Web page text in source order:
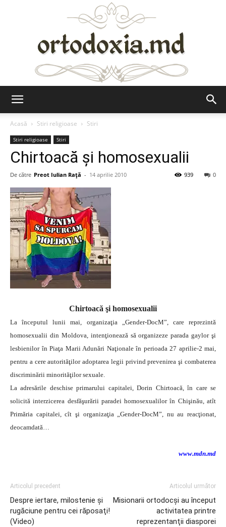
Acasă
Stiri religioase Stiri
Stiri religioase Stiri
Chirtoacă şi homosexualii
De către Preot Iulian Raţă - 14 aprilie 2010 0
939
Chirtoacă şi homosexualii
La începutul lunii mai, organizaţia „Gender-DocM”, care reprezintă
homosexualii din Moldova, intenţionează să organizeze parada gaylor şi
lesbienilor în Piaţa Marii Adunări Naţionale în perioada 27 aprilie-2 mai,
pentru a cere autorităţilor adoptarea legii privind prevenirea şi combaterea
discriminării minorităţilor sexuale.
La adresările deschise primarului capitalei, Dorin Chirtoacă, în care se
solicită interzicerea desfăşurării paradei homosexualilor în Chişinău, atît
Primăria capitalei, cît şi organizaţia „Gender-DocM”, nu au reacţionat,
deocamdată…
www.mdn.md
Articolul precedent
Despre iertare, milostenie şi
rugăciune pentru cei răposaţi!
(Video)
Articolul următor
Misionarii ortodocşi au început
activitatea printre
reprezentanţii diasporei